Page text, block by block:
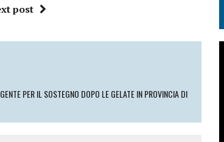
post
PER IL SOSTEGNO DOPO LE GELATE IN PROVINCIA DI